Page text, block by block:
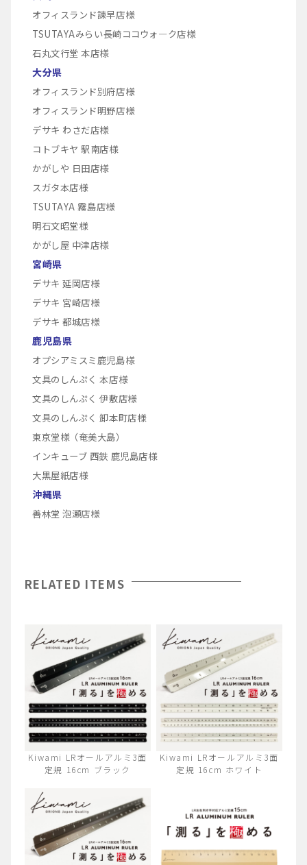
オフィスランド諫早店様
TSUTAYAみらい長崎ココウォ―ク店様
石丸文行堂 本店様
大分県
オフィスランド別府店様
オフィスランド明野店様
デサキ わさだ店様
コトブキヤ 駅南店様
かがしや 日田店様
スガタ本店様
TSUTAYA 霧島店様
明石文昭堂様
かがし屋 中津店様
宮崎県
デサキ 延岡店様
デサキ 宮崎店様
デサキ 都城店様
鹿児島県
オプシアミスミ鹿児島様
文具のしんぷく 本店様
文具のしんぷく 伊敷店様
文具のしんぷく 卸本町店様
東京堂様（奄美大島）
インキューブ 西鉄 鹿児島店様
大黒屋紙店様
沖縄県
善林堂 泡瀬店様
RELATED ITEMS
Kiwami LRオールアルミ3面
定規 16cm ブラック
Kiwami LRオールアルミ3面
定規 16cm ホワイト